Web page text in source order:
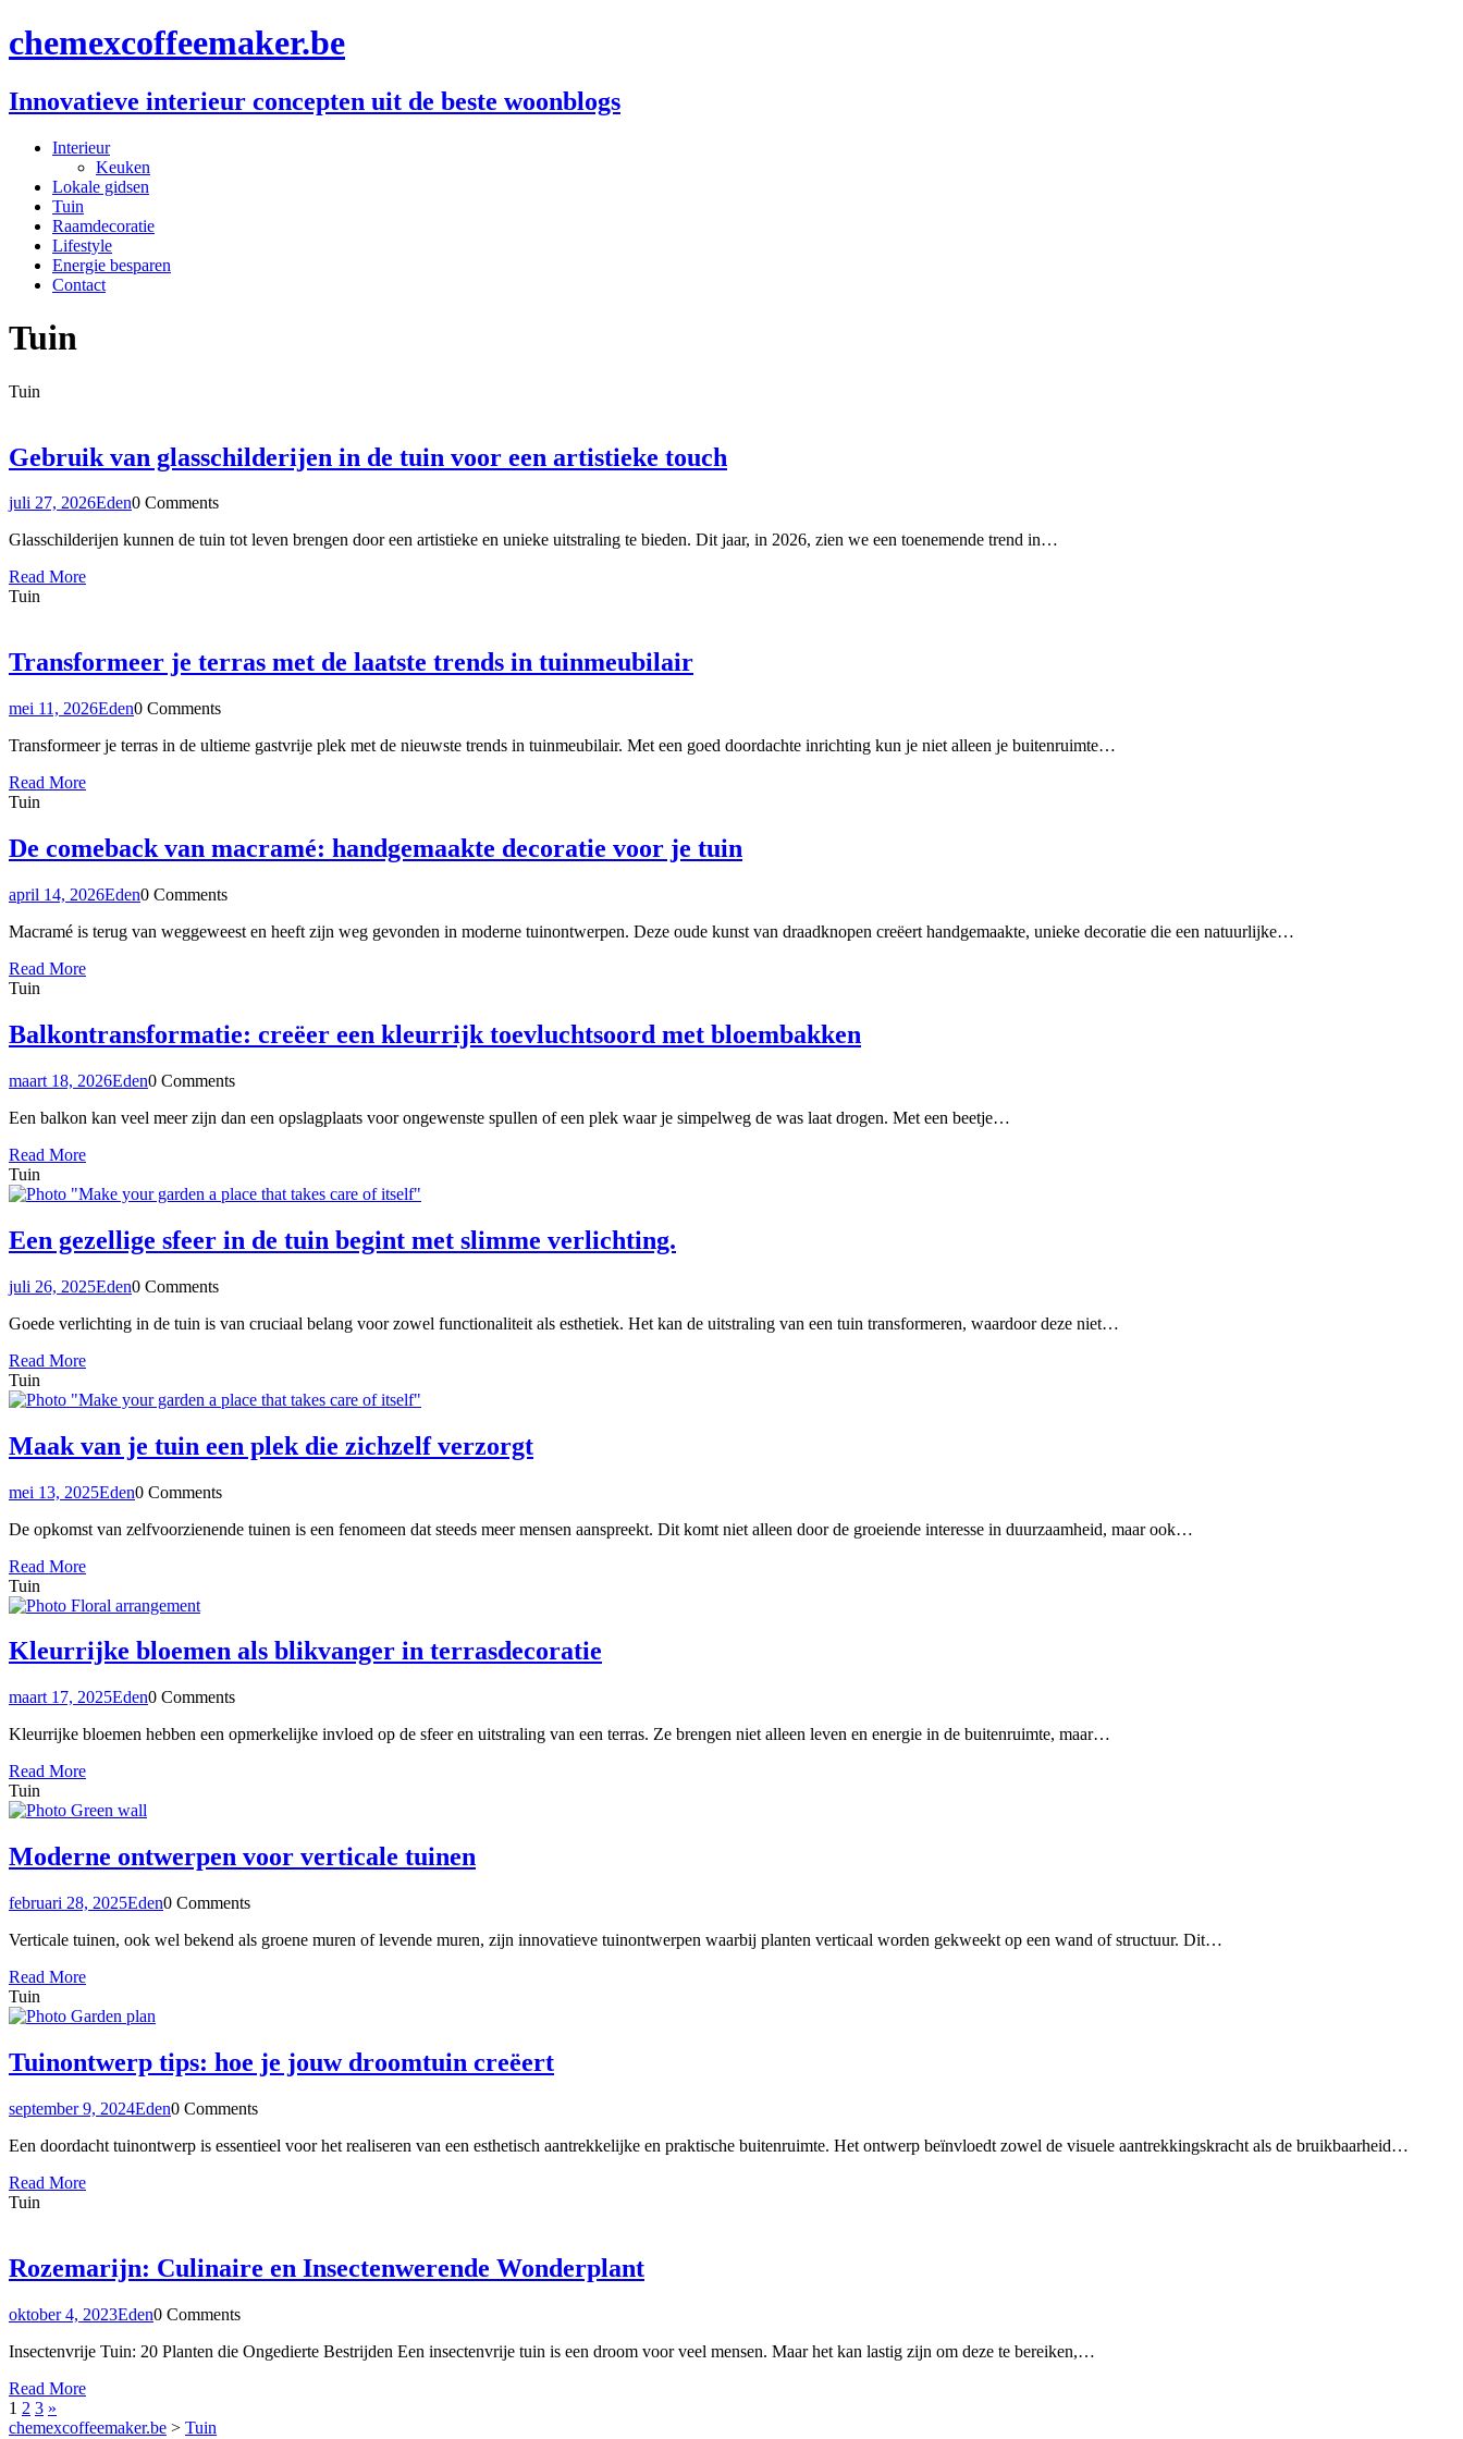
chemexcoffeemaker.be
Innovatieve interieur concepten uit de beste woonblogs
Interieur
Keuken
Lokale gidsen
Tuin
Raamdecoratie
Lifestyle
Energie besparen
Contact
Tuin
Tuin
Gebruik van glasschilderijen in de tuin voor een artistieke touch
juli 27, 2026Eden0 Comments
Glasschilderijen kunnen de tuin tot leven brengen door een artistieke en unieke uitstraling te bieden. Dit jaar, in 2026, zien we een toenemende trend in…
Read More
Tuin
Transformeer je terras met de laatste trends in tuinmeubilair
mei 11, 2026Eden0 Comments
Transformeer je terras in de ultieme gastvrije plek met de nieuwste trends in tuinmeubilair. Met een goed doordachte inrichting kun je niet alleen je buitenruimte…
Read More
Tuin
De comeback van macramé: handgemaakte decoratie voor je tuin
april 14, 2026Eden0 Comments
Macramé is terug van weggeweest en heeft zijn weg gevonden in moderne tuinontwerpen. Deze oude kunst van draadknopen creëert handgemaakte, unieke decoratie die een natuurlijke…
Read More
Tuin
Balkontransformatie: creëer een kleurrijk toevluchtsoord met bloembakken
maart 18, 2026Eden0 Comments
Een balkon kan veel meer zijn dan een opslagplaats voor ongewenste spullen of een plek waar je simpelweg de was laat drogen. Met een beetje…
Read More
Tuin
Een gezellige sfeer in de tuin begint met slimme verlichting.
juli 26, 2025Eden0 Comments
Goede verlichting in de tuin is van cruciaal belang voor zowel functionaliteit als esthetiek. Het kan de uitstraling van een tuin transformeren, waardoor deze niet…
Read More
Tuin
Maak van je tuin een plek die zichzelf verzorgt
mei 13, 2025Eden0 Comments
De opkomst van zelfvoorzienende tuinen is een fenomeen dat steeds meer mensen aanspreekt. Dit komt niet alleen door de groeiende interesse in duurzaamheid, maar ook…
Read More
Tuin
Kleurrijke bloemen als blikvanger in terrasdecoratie
maart 17, 2025Eden0 Comments
Kleurrijke bloemen hebben een opmerkelijke invloed op de sfeer en uitstraling van een terras. Ze brengen niet alleen leven en energie in de buitenruimte, maar…
Read More
Tuin
Moderne ontwerpen voor verticale tuinen
februari 28, 2025Eden0 Comments
Verticale tuinen, ook wel bekend als groene muren of levende muren, zijn innovatieve tuinontwerpen waarbij planten verticaal worden gekweekt op een wand of structuur. Dit…
Read More
Tuin
Tuinontwerp tips: hoe je jouw droomtuin creëert
september 9, 2024Eden0 Comments
Een doordacht tuinontwerp is essentieel voor het realiseren van een esthetisch aantrekkelijke en praktische buitenruimte. Het ontwerp beïnvloedt zowel de visuele aantrekkingskracht als de bruikbaarheid…
Read More
Tuin
Rozemarijn: Culinaire en Insectenwerende Wonderplant
oktober 4, 2023Eden0 Comments
Insectenvrije Tuin: 20 Planten die Ongedierte Bestrijden Een insectenvrije tuin is een droom voor veel mensen. Maar het kan lastig zijn om deze te bereiken,…
Read More
1 2 3 »
chemexcoffeemaker.be > Tuin